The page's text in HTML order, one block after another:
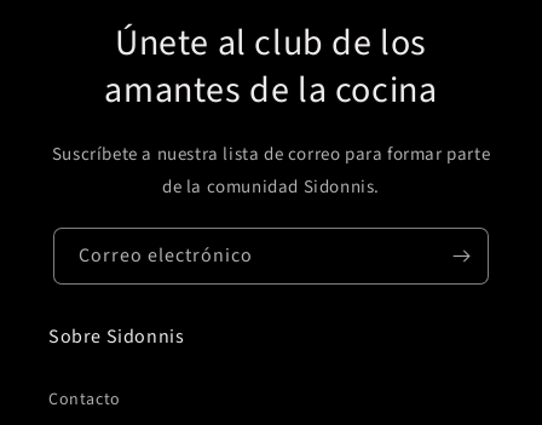
Únete al club de los
amantes de la cocina
Suscríbete a nuestra lista de correo para formar parte
de la comunidad Sidonnis.
Correo electrónico
Sobre Sidonnis
Contacto